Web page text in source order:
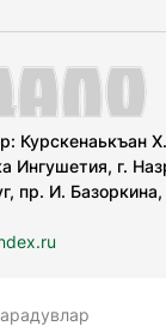
Курскенаькъан Х.
Ингушетия, г.
пр. И.